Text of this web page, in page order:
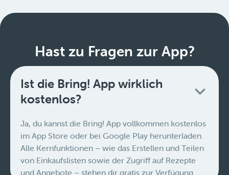
Hast zu Fragen zur App?
Ist die Bring! App wirklich
kostenlos?
Ja, du kannst die Bring! App vollkommen kostenlos
im App Store oder bei Google Play herunterladen.
Alle Kernfunktionen – wie das Erstellen und Teilen
von Einkaufslisten sowie der Zugriff auf Rezepte
und Angebote – stehen dir gratis zur Verfügung.